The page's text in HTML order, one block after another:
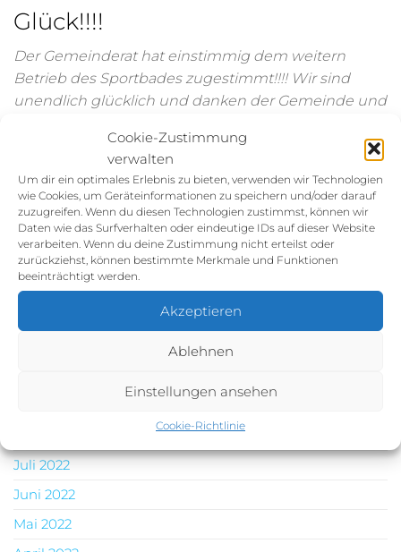
Cookie-Zustimmung
verwalten
Um dir ein optimales Erlebnis zu bieten, verwenden wir Technologien
wie Cookies, um Geräteinformationen zu speichern und/oder darauf
zuzugreifen. Wenn du diesen Technologien zustimmst, können wir
Daten wie das Surfverhalten oder eindeutige IDs auf dieser Website
verarbeiten. Wenn du deine Zustimmung nicht erteilst oder
zurückziehst, können bestimmte Merkmale und Funktionen
beeinträchtigt werden.
Akzeptieren
Ablehnen
Einstellungen ansehen
Cookie-Richtlinie
Glück!!!!
Der Gemeinderat hat einstimmig dem weitern
Betrieb des Sportbades zugestimmt!!!! Wir sind
unendlich glücklich und danken der Gemeinde und
Vertrauen! Und natürlich danken wir allen
ehrenamtlichen HelferInnen und SponsorInnen für
die wahnsinnig tolle Unterstützung – das konnten
wir NUR gemeinsam schaffen!!!!
Archives
Juli 2022
Juni 2022
Mai 2022